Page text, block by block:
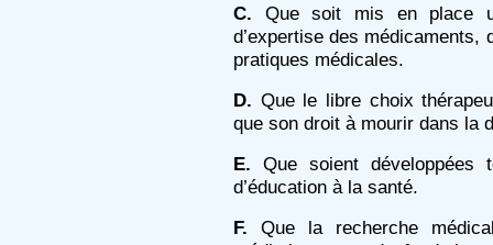
C. Que soit mis en place
d’expertise des
pratiques médicales.
D. Que le libre choix
que son droit à mourir dans la
E. Que soient développées
d’éducation à la santé.
F. Que la recherche